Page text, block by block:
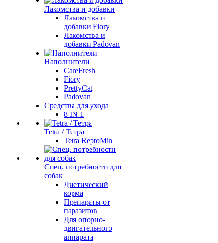
Лакомства и добавки
Лакомства и
добавки Fiory
Лакомства и
добавки Padovan
Наполнители
CareFresh
Fiory
PrettyCat
Padovan
Средства для ухода
8 IN 1
Tetra / Тетра
Tetra ReptoMin
Спец. потребности для
собак
Диетический
корма
Препараты от
паразитов
Для опорно-
двигательного
аппарата